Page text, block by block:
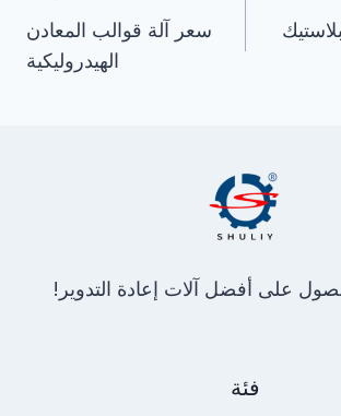
سعر آلة قوالب المعادن
الهيدروليكية
على أفضل آلات إعادة التدوير!
فئة